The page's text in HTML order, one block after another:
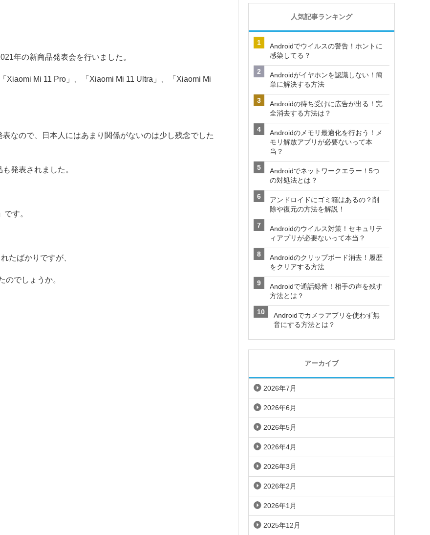
年の新商品発表会を行いました。
Xiaomi Mi 11 Pro」、「Xiaomi Mi 11 Ultra」、「Xiaomi Mi
なので、日本人にはあまり関係がないのは少し残念でした
発表されました。
です。
たばかりですが、
のでしょうか。
人気記事ランキング
Androidでウイルスの警告！ホントに
感染してる？
Androidがイヤホンを認識しない！簡
単に解決する方法
Androidの待ち受けに広告が出る！完
全消去する方法は？
Androidのメモリ最適化を行おう！メ
モリ解放アプリが必要ないって本
当？
Androidでネットワークエラー！5つ
の対処法とは？
アンドロイドにゴミ箱はあるの？削
除や復元の方法を解説！
Androidのウイルス対策！セキュリテ
ィアプリが必要ないって本当？
Androidのクリップボード消去！履歴
をクリアする方法
Androidで通話録音！相手の声を残す
方法とは？
Androidでカメラアプリを使わず無
音にする方法とは？
アーカイブ
2026年7月
2026年6月
2026年5月
2026年4月
2026年3月
2026年2月
2026年1月
2025年12月